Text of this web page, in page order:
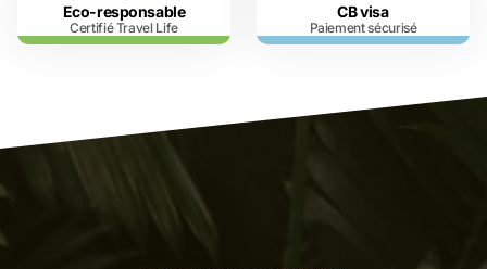
Eco-responsable
Certifié Travel Life
CB visa
Paiement sécurisé